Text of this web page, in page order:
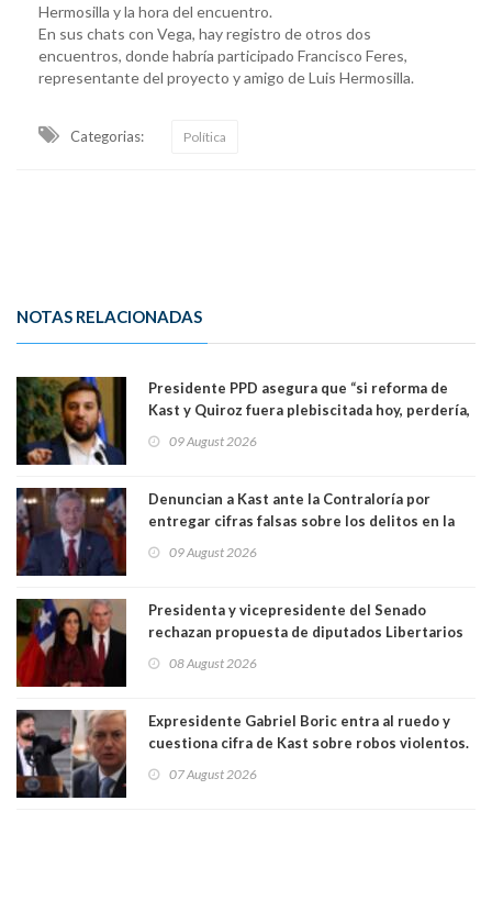
Hermosilla y la hora del encuentro.
En sus chats con Vega, hay registro de otros dos
encuentros, donde habría participado Francisco Feres,
representante del proyecto y amigo de Luis Hermosilla.
Categorias: Política
NOTAS RELACIONADAS
Presidente PPD asegura que “si reforma de
Kast y Quiroz fuera plebiscitada hoy, perdería,
a favor de la oposición, sería una victoria de la
09 August 2026
Denuncian a Kast ante la Contraloría por
entregar cifras falsas sobre los delitos en la
09 August 2026
Presidenta y vicepresidente del Senado
rechazan propuesta de diputados Libertarios
"Constituye un camino equivocado"
08 August 2026
Expresidente Gabriel Boric entra al ruedo y
cuestiona cifra de Kast sobre robos violentos.
07 August 2026